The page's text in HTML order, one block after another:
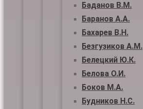
Баданов В.М.
Баранов А.А.
Бахарев В.Н.
Безгузиков А.М.
Белецкий Ю.К.
Белова О.И.
Боков М.А.
Будников Н.С.